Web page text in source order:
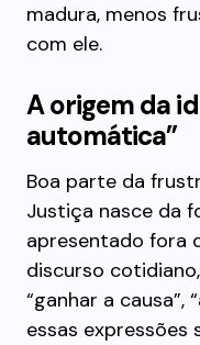
madura, menos
com ele.
A origem da
automática”
Boa parte da
Justiça nasce da
apresentado fora
discurso
“ganhar a causa”,
essas expressões